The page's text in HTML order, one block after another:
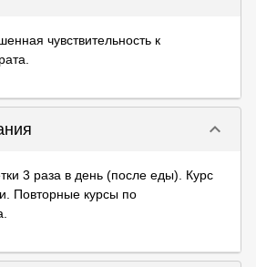
чувствительность к
keyboard_arrow_down
3 раза в день (после еды). Курс
Повторные курсы по